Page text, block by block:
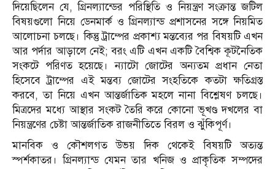
দিয়েছিলেন যে, গ্রিনল্যান্ডের পরিস্থিতি ও নিয়ন্ত্রণ সংক্রান্ত জটিল
বিষয়গুলো নিয়ে ডেনমার্ক ও গ্রিনল্যান্ড প্রশাসনের সঙ্গে নিয়মিত
আলোচনা চলছে। কিন্তু ট্রাম্পের প্রকাশ্য মন্তব্যের পর বিষয়টি এখন
আর পর্দার আড়ালে নেই; বরং এটি এখন একটি বৈশ্বিক কূটনৈতিক
সংকটে পরিণত হয়েছে। ন্যাটো জোটের অন্যতম প্রধান নেতা
হিসেবে ট্রাম্পের এই মন্তব্য জোটের সংহতিকে কতটা ক্ষতিগ্রস্ত
করবে, তা নিয়ে এখন আন্তর্জাতিক মহলে নানা বিশ্লেষণ চলছে।
মিত্রদের মধ্যে আস্থার সংকট তৈরি করে কোনো ভূখণ্ড দখলের বা
নিয়ন্ত্রণের চেষ্টা আন্তর্জাতিক রাজনীতিতে বিরল ও ঝুঁকিপূর্ণ।
মানবিক ও কৌশলগত উভয় দিক থেকেই বিষয়টি অত্যন্ত
স্পর্শকাতর। গ্রিনল্যান্ড যেমন তার খনিজ ও প্রাকৃতিক সম্পদের